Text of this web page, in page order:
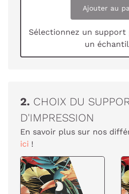
Ajouter au
Sélectionnez un
un
2. CHOIX DU
D'IMPRESSION
En savoir plus sur nos
ici !